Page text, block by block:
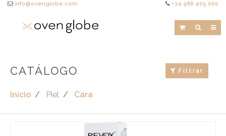
info@ovenglobe.com +34 986 405 000
CATÁLOGO Filtrar
Inicio Piel Cara